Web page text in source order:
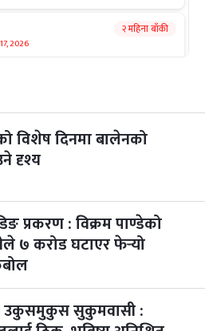
2026
२ महिना बाँकी
2026
२ महिना बाँकी
2026
2026
२ महिना बाँकी
8, 2026
३ महिना बाँकी
विशेष दिनमा बालेनको
दृश्य
प्रकरण : विक्रम पाण्डेको
७ करोड घटाएर फेर्‍यो
उकुसमुकुस सुकुमवासी :